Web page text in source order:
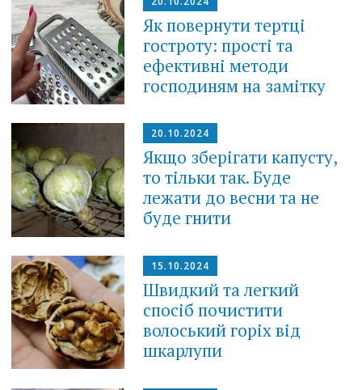
Як повернути тертці
гостроту: прості та
ефективні методи
господиням на замітку
20.10.2024
Якщо зберігати капусту,
то тільки так. Буде
лежати до весни та не
буде гнити
15.10.2024
Швидкий та легкий
спосіб почистити
волоський горіх від
шкарлупи